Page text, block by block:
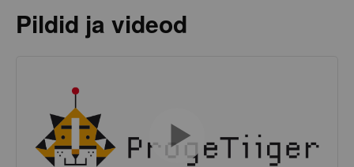
Pildid ja videod